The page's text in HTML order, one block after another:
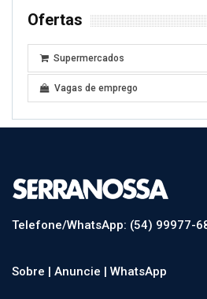
Ofertas
Supermercados
Vagas de emprego
Telefone/WhatsApp: (54) 99977-
Sobre | Anuncie | WhatsApp